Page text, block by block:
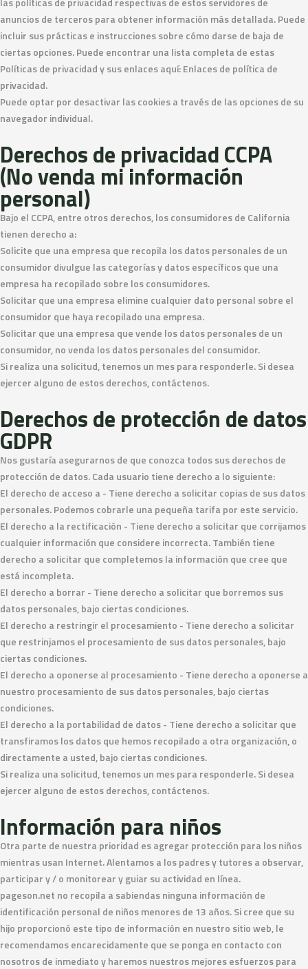
anuncios de terceros para obtener información más detallada. Puede
incluir sus prácticas e instrucciones sobre cómo darse de baja de
ciertas opciones. Puede encontrar una lista completa de estas
Políticas de privacidad y sus enlaces aquí: Enlaces de política de
privacidad.
Puede optar por desactivar las cookies a través de las opciones de su
navegador individual.
Derechos de privacidad CCPA
(No venda mi información
personal)
Bajo el CCPA, entre otros derechos, los consumidores de California
tienen derecho a:
Solicite que una empresa que recopila los datos personales de un
consumidor divulgue las categorías y datos específicos que una
empresa ha recopilado sobre los consumidores.
Solicitar que una empresa elimine cualquier dato personal sobre el
consumidor que haya recopilado una empresa.
Solicitar que una empresa que vende los datos personales de un
consumidor, no venda los datos personales del consumidor.
Si realiza una solicitud, tenemos un mes para responderle. Si desea
ejercer alguno de estos derechos, contáctenos.
Derechos de protección de datos
GDPR
Nos gustaría asegurarnos de que conozca todos sus derechos de
protección de datos. Cada usuario tiene derecho a lo siguiente:
El derecho de acceso a - Tiene derecho a solicitar copias de sus datos
personales. Podemos cobrarle una pequeña tarifa por este servicio.
El derecho a la rectificación - Tiene derecho a solicitar que corrijamos
cualquier información que considere incorrecta. También tiene
derecho a solicitar que completemos la información que cree que
está incompleta.
El derecho a borrar - Tiene derecho a solicitar que borremos sus
datos personales, bajo ciertas condiciones.
El derecho a restringir el procesamiento - Tiene derecho a solicitar
que restrinjamos el procesamiento de sus datos personales, bajo
ciertas condiciones.
El derecho a oponerse al procesamiento - Tiene derecho a oponerse a
nuestro procesamiento de sus datos personales, bajo ciertas
condiciones.
El derecho a la portabilidad de datos - Tiene derecho a solicitar que
transfiramos los datos que hemos recopilado a otra organización, o
directamente a usted, bajo ciertas condiciones.
Si realiza una solicitud, tenemos un mes para responderle. Si desea
ejercer alguno de estos derechos, contáctenos.
Información para niños
Otra parte de nuestra prioridad es agregar protección para los niños
mientras usan Internet. Alentamos a los padres y tutores a observar,
participar y / o monitorear y guiar su actividad en línea.
pageson.net no recopila a sabiendas ninguna información de
identificación personal de niños menores de 13 años. Si cree que su
hijo proporcionó este tipo de información en nuestro sitio web, le
recomendamos encarecidamente que se ponga en contacto con
nosotros de inmediato y haremos nuestros mejores esfuerzos para